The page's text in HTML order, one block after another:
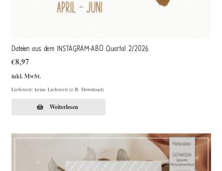
Dateien aus dem INSTAGRAM-ABO Quartal 2/2026
€8,97
inkl. MwSt.
Lieferzeit: keine Lieferzeit (z.B. Download)
Weiterlesen